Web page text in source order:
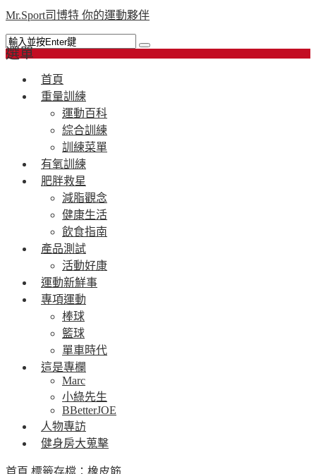
Mr.Sport司博特 你的運動夥伴
選單
首頁
重量訓練
運動百科
綜合訓練
訓練菜單
有氧訓練
肥胖救星
減脂觀念
健康生活
飲食指南
產品測試
活動好康
運動新鮮事
專項運動
棒球
籃球
單車時代
這是專欄
Marc
小綠先生
BBetterJOE
人物專訪
健身房大蒐擊
首頁 標籤存檔：橡皮筋